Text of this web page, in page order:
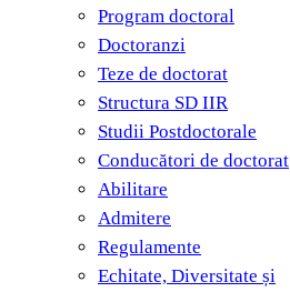
Program doctoral
Doctoranzi
Teze de doctorat
Structura SD IIR
Studii Postdoctorale
Conducători de doctorat
Abilitare
Admitere
Regulamente
Echitate, Diversitate și